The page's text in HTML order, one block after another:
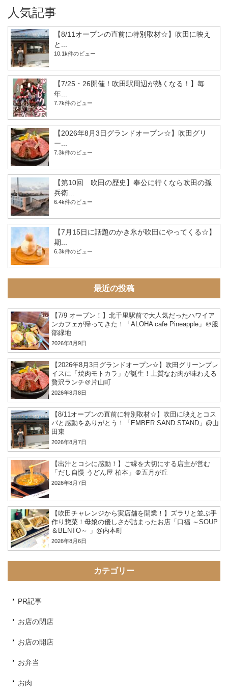
人気記事
【8/11オープンの直前に特別取材☆】吹田に映え
と...
10.1k件のビュー
【7/25・26開催！吹田駅周辺が熱くなる！】毎
年...
7.7k件のビュー
【2026年8月3日グランドオープン☆】吹田グリ
ー...
7.3k件のビュー
【第10回 吹田の歴史】奉公に行くなら吹田の孫
兵衛...
6.4k件のビュー
【7月15日に話題のかき氷が吹田にやってくる☆】
期...
6.3k件のビュー
最近の投稿
【7/9 オープン！】北千里駅前で大人気だったハワイア
ンカフェが帰ってきた！「ALOHA cafe Pineapple」＠服
部緑地
2026年8月9日
【2026年8月3日グランドオープン☆】吹田グリーンプレ
イスに「焼肉モトカラ」が誕生！上質なお肉が味わえる
贅沢ランチ＠片山町
2026年8月8日
【8/11オープンの直前に特別取材☆】吹田に映えとコス
パと感動をありがとう！「EMBER SAND STAND」@山
田東
2026年8月7日
【出汁とコシに感動！】ご縁を大切にする店主が営む
「だし自慢 うどん屋 柏本」＠五月が丘
2026年8月7日
【吹田チャレンジから実店舗を開業！】ズラリと並ぶ手
作り惣菜！母娘の優しさが詰まったお店「口福 ～SOUP
＆BENTO～ 」@内本町
2026年8月6日
カテゴリー
PR記事
お店の閉店
お店の開店
お弁当
お肉